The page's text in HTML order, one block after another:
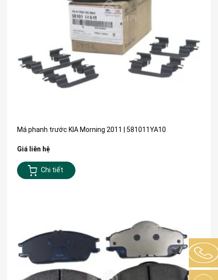
Má phanh trước KIA Morning 2011 | 581011YA10
Giá liên hệ
Chi tiết